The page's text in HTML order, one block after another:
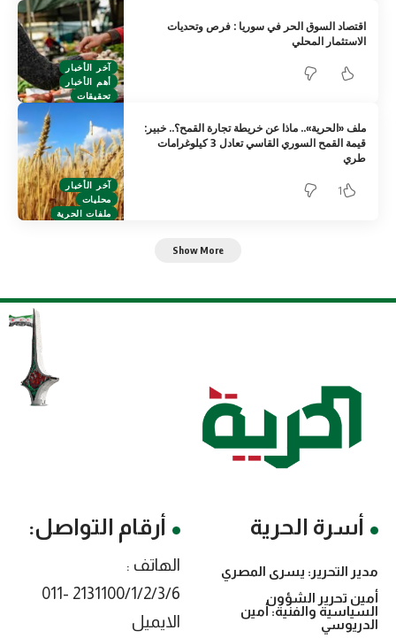
آخر الأخبار
أهم الأخبار
تحقيقات
اقتصاد السوق الحر في سوريا : فرص وتحديات
الاستثمار المحلي
آخر الأخبار
محليات
ملفات الحرية
ملف «الحرية».. ماذا عن خريطة تجارة القمح؟.. خبير:
قيمة القمح السوري القاسي تعادل 3 كيلوغرامات
طري
1
Show More
أسرة الحرية
مدير التحرير: يسرى المصري
أمين تحرير الشؤون
السياسية والفنية: أمين
الدريوسي
أرقام التواصل:
الهاتف :
2131100/1/2/3/6 -011
الايميل